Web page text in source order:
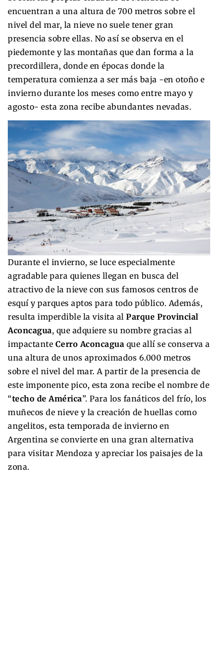
encuentran a una altura de 700 metros sobre el
nivel del mar, la nieve no suele tener gran
presencia sobre ellas. No así se observa en el
piedemonte y las montañas que dan forma a la
precordillera, donde en épocas donde la
temperatura comienza a ser más baja -en otoño e
invierno durante los meses como entre mayo y
agosto- esta zona recibe abundantes nevadas.
Durante el invierno, se luce especialmente
agradable para quienes llegan en busca del
atractivo de la nieve con sus famosos centros de
esquí y parques aptos para todo público. Además,
resulta imperdible la visita al Parque Provincial
Aconcagua, que adquiere su nombre gracias al
impactante Cerro Aconcagua que allí se conserva a
una altura de unos aproximados 6.000 metros
sobre el nivel del mar. A partir de la presencia de
este imponente pico, esta zona recibe el nombre de
“techo de América”. Para los fanáticos del frío, los
muñecos de nieve y la creación de huellas como
angelitos, esta temporada de invierno en
Argentina se convierte en una gran alternativa
para visitar Mendoza y apreciar los paisajes de la
zona.